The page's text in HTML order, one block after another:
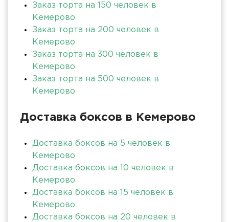
Заказ торта на 150 человек в
Кемерово
Заказ торта на 200 человек в
Кемерово
Заказ торта на 300 человек в
Кемерово
Заказ торта на 500 человек в
Кемерово
Доставка боксов в Кемерово
Доставка боксов на 5 человек в
Кемерово
Доставка боксов на 10 человек в
Кемерово
Доставка боксов на 15 человек в
Кемерово
Доставка боксов на 20 человек в